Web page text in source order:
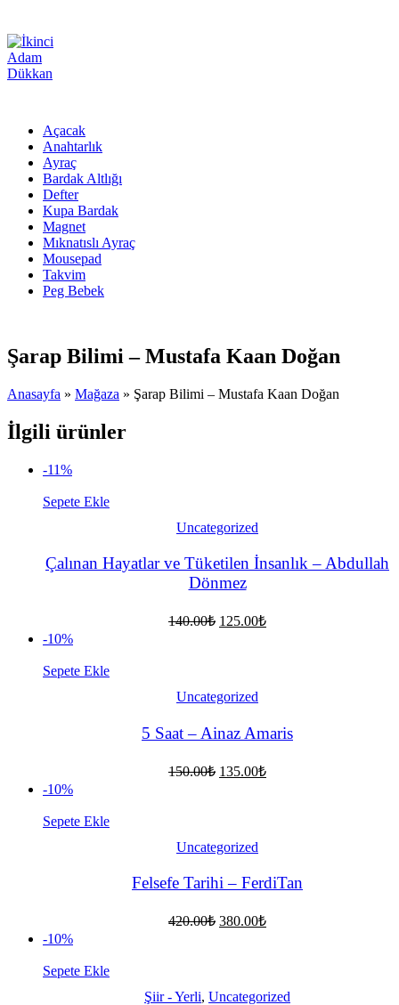
Açacak
Anahtarlık
Ayraç
Bardak Altlığı
Defter
Kupa Bardak
Magnet
Mıknatıslı Ayraç
Mousepad
Takvim
Peg Bebek
Şarap Bilimi – Mustafa Kaan Doğan
Anasayfa » Mağaza » Şarap Bilimi – Mustafa Kaan Doğan
İlgili ürünler
-11%
Sepete Ekle
Uncategorized
Çalınan Hayatlar ve Tüketilen İnsanlık – Abdullah
Dönmez
140.00₺ Orijinal
125.00₺Şu
-10%
Sepete Ekle
Uncategorized
5 Saat – Ainaz Amaris
150.00₺ Orijinal
135.00₺Şu
-10%
Sepete Ekle
Uncategorized
Felsefe Tarihi – FerdiTan
420.00₺ Orijinal
380.00₺Şu
-10%
Sepete Ekle
Şiir - Yerli, Uncategorized